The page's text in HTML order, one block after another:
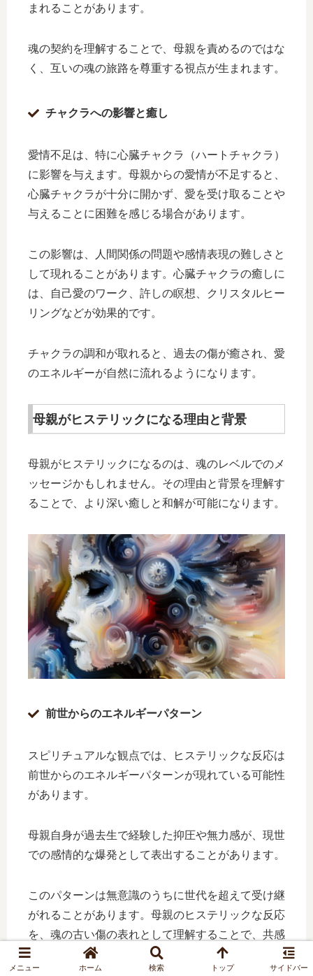
まれることがあります。
魂の契約を理解することで、母親を責めるのではな
く、互いの魂の旅路を尊重する視点が生まれます。
チャクラへの影響と癒し
愛情不足は、特に心臓チャクラ（ハートチャクラ）
に影響を与えます。母親からの愛情が不足すると、
心臓チャクラが十分に開かず、愛を受け取ることや
与えることに困難を感じる場合があります。
この影響は、人間関係の問題や感情表現の難しさと
して現れることがあります。心臓チャクラの癒しに
は、自己愛のワーク、許しの瞑想、クリスタルヒー
リングなどが効果的です。
チャクラの調和が取れると、過去の傷が癒され、愛
のエネルギーが自然に流れるようになります。
母親がヒステリックになる理由と背景
母親がヒステリックになるのは、魂のレベルでのメ
ッセージかもしれません。その理由と背景を理解す
ることで、より深い癒しと和解が可能になります。
前世からのエネルギーパターン
スピリチュアルな観点では、ヒステリックな反応は
前世からのエネルギーパターンが現れている可能性
があります。
母親自身が過去生で経験した抑圧や無力感が、現世
での感情的な爆発として表出することがあります。
このパターンは無意識のうちに世代を超えて受け継
がれることがあります。母親のヒステリックな反応
を、魂の古い傷の表れとして理解することで、共感
と許しの気持ちが生まれやすくなります。
メニュー ホーム 検索 トップ サイドバー